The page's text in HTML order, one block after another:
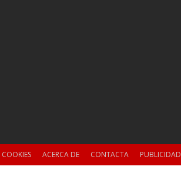
ACERCA DE CONTACTA PUBLICIDAD